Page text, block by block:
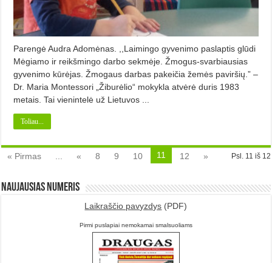
Parengė Audra Adomėnas. ,,Laimingo gyvenimo paslaptis glūdi
Mėgiamo ir reikšmingo darbo sekmėje. Žmogus-svarbiausias
gyvenimo kūrėjas. Žmogaus darbas pakeičia žemės paviršių.” –
Dr. Maria Montessori „Žiburėlio“ mokykla atvėrė duris 1983
metais. Tai vienintelė už Lietuvos ...
Toliau...
Psl. 11 iš 12
« Pirmas « 8 9 10 11 12 »
Naujausias numeris
Laikraščio pavyzdys (PDF)
Pirmi puslapiai nemokamai smalsuoliams